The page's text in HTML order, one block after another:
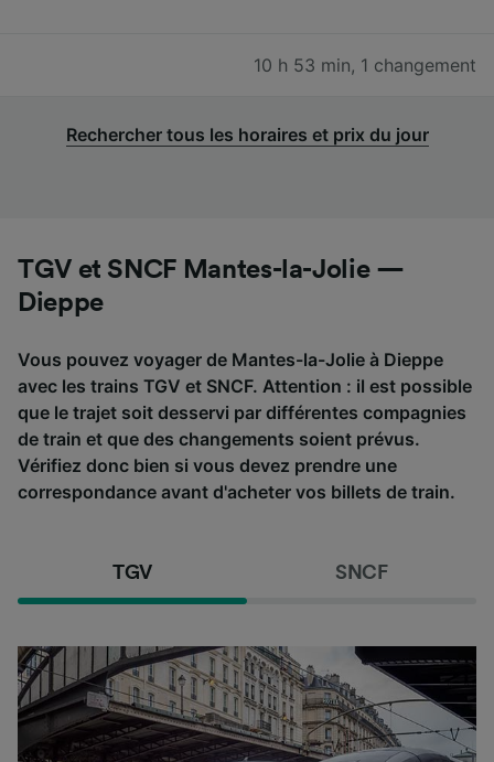
10 h 53 min, 1 changement
Rechercher tous les horaires et prix du jour
TGV et SNCF Mantes-la-Jolie —
Dieppe
Vous pouvez voyager de Mantes-la-Jolie à Dieppe
avec les trains TGV et SNCF. Attention : il est possible
que le trajet soit desservi par différentes compagnies
de train et que des changements soient prévus.
Vérifiez donc bien si vous devez prendre une
correspondance avant d'acheter vos billets de train.
TGV SNCF